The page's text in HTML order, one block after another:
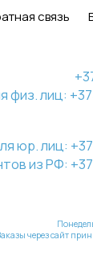
связь
физ. лиц:
юр. лиц:
из РФ:
через сайт